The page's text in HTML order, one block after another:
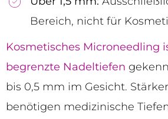
Bereich, nicht für
Kosmetisches Microneedling
begrenzte Nadeltiefen
bis 0,5 mm im Gesicht.
benötigen medizinische